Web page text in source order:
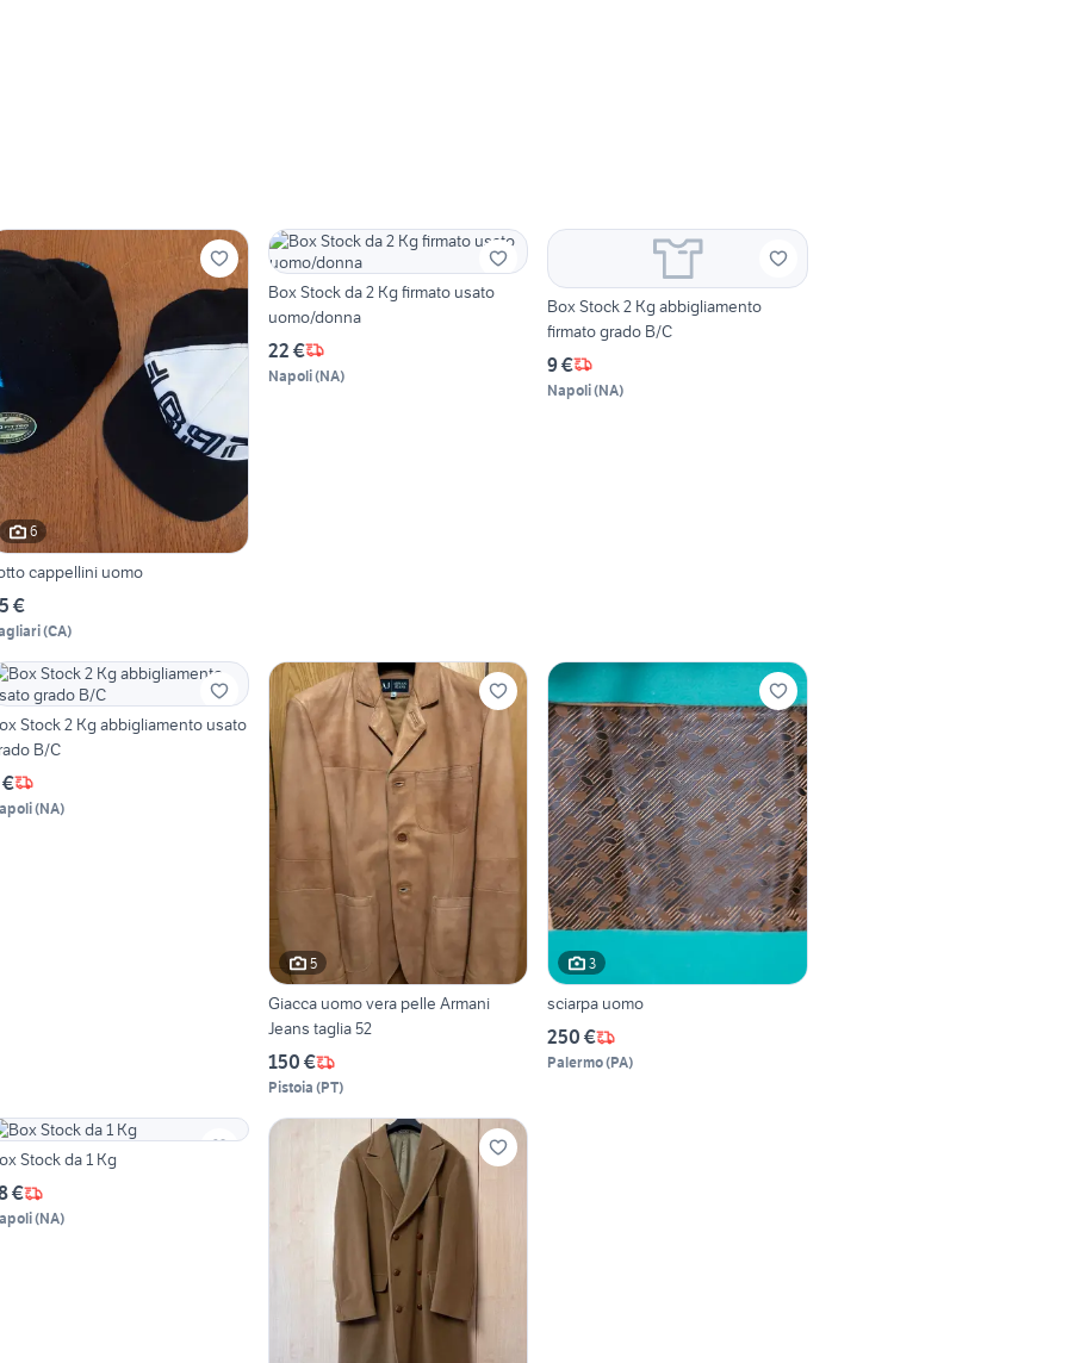
6
cappellini uomo
€
(CA)
Box Stock da 2 Kg firmato usato
uomo/donna
22 €
Napoli(NA)
Box Stock 2 Kg abbigliamento
firmato grado B/C
9 €
Napoli(NA)
Stock 2 Kg abbigliamento usato
B/C
(NA)
5
Giacca uomo vera pelle Armani
Jeans taglia 52
150 €
Pistoia (PT)
3
sciarpa uomo
250 €
Palermo(PA)
Stock da 1 Kg
€
(NA)